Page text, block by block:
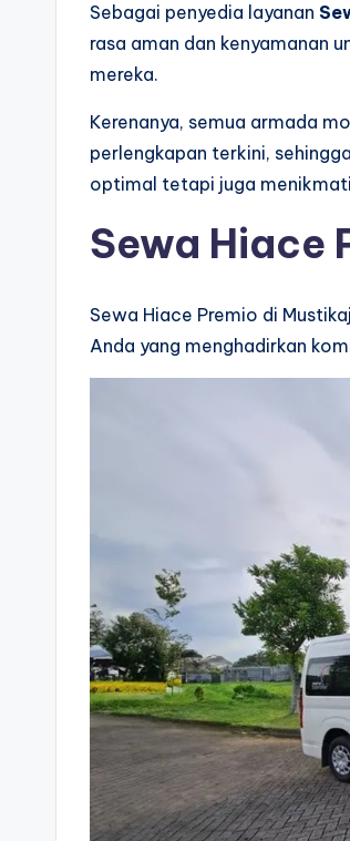
Sebagai penyedia layanan
rasa aman dan kenyamanan
mereka.
Kerenanya, semua armada
perlengkapan terkini,
optimal tetapi juga
Sewa Hiace
Sewa Hiace Premio di
Anda yang menghadirkan